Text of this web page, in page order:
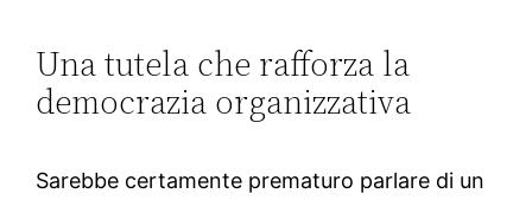
Una tutela che rafforza la
democrazia organizzativa
Sarebbe certamente prematuro parlare di un